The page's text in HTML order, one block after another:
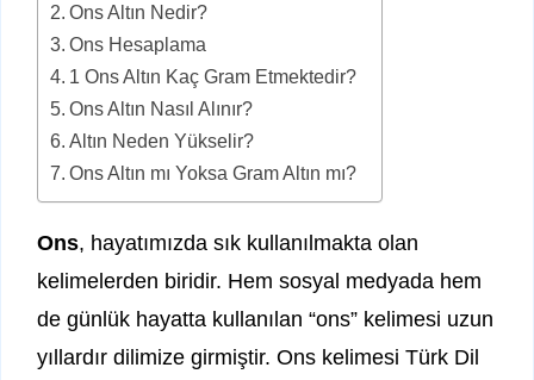
Ons Altın Nedir?
Ons Hesaplama
1 Ons Altın Kaç Gram Etmektedir?
Ons Altın Nasıl Alınır?
Altın Neden Yükselir?
Ons Altın mı Yoksa Gram Altın mı?
Ons, hayatımızda sık kullanılmakta olan
kelimelerden biridir. Hem sosyal medyada hem
de günlük hayatta kullanılan “ons” kelimesi uzun
yıllardır dilimize girmiştir. Ons kelimesi Türk Dil